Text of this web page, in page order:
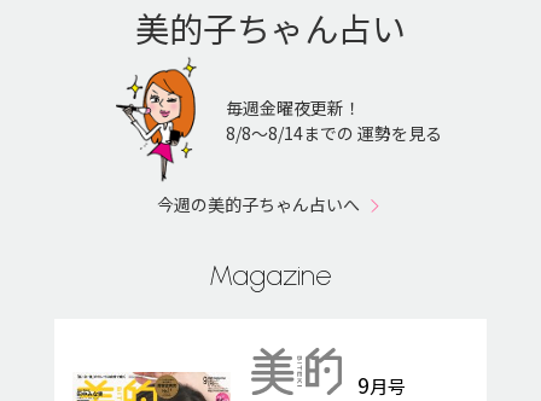
美的子ちゃん占い
毎週金曜夜更新！
8/8〜8/14までの 運勢を見る
今週の美的子ちゃん占いへ
Magazine
9月号